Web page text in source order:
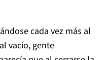
cada vez más al
vacío, gente